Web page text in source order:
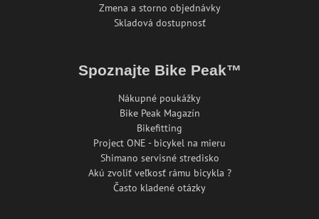
Zmena a storno objednávky
Skladová dostupnosť
Spoznajte Bike Peak™
Nákupné poukážky
Bike Peak Magazín
Bikefitting
Project ONE - bicykel na mieru
Shimano servisné stredisko
Akú zvoliť veľkosť rámu bicykla ?
Často kladené otázky